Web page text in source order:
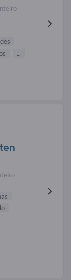
...